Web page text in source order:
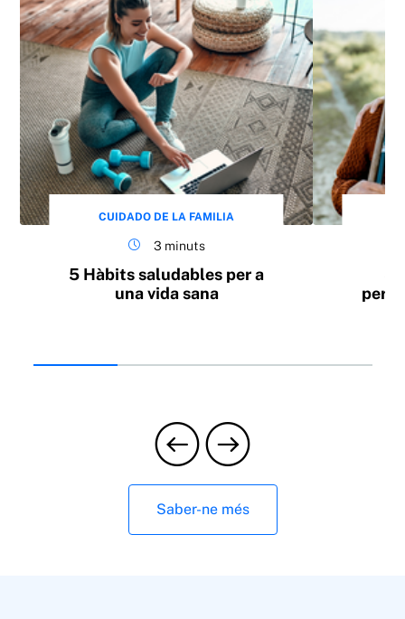
CUIDADO DE LA FAMILIA
3 minuts
5 Hàbits saludables per a
una vida sana
Saber-ne més